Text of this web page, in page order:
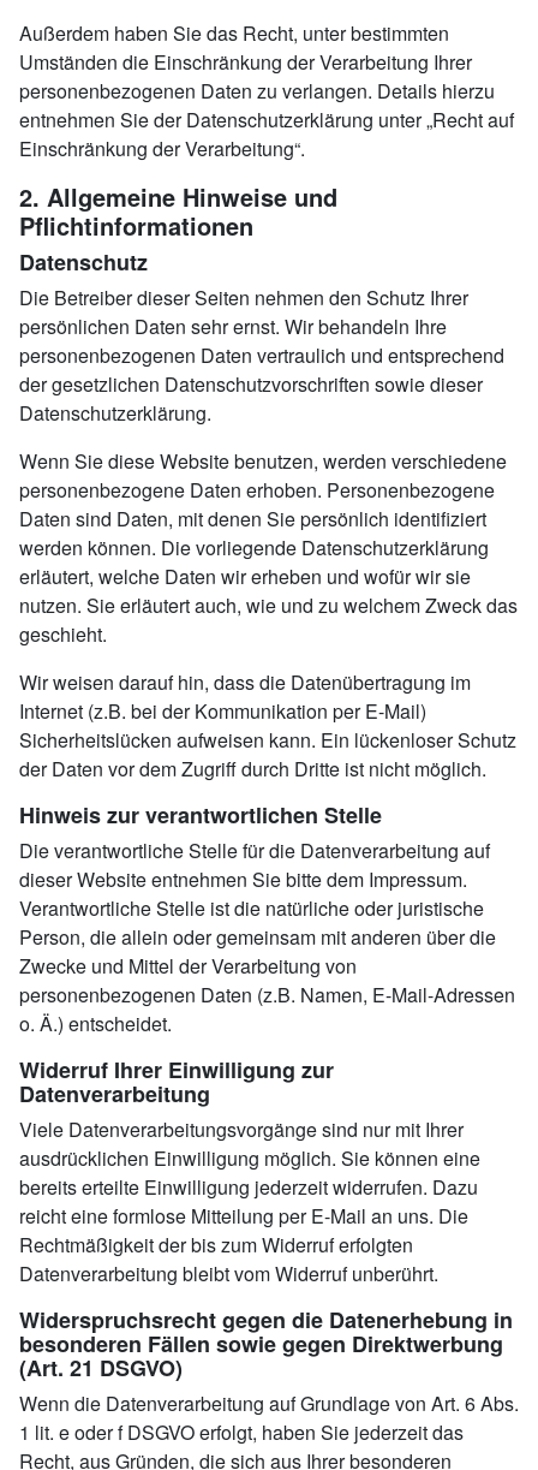
Außerdem haben Sie das Recht, unter bestimmten
Umständen die Einschränkung der Verarbeitung Ihrer
personenbezogenen Daten zu verlangen. Details hierzu
entnehmen Sie der Datenschutzerklärung unter „Recht auf
Einschränkung der Verarbeitung“.
2. Allgemeine Hinweise und
Pflichtinformationen
Datenschutz
Die Betreiber dieser Seiten nehmen den Schutz Ihrer
persönlichen Daten sehr ernst. Wir behandeln Ihre
personenbezogenen Daten vertraulich und entsprechend
der gesetzlichen Datenschutzvorschriften sowie dieser
Datenschutzerklärung.
Wenn Sie diese Website benutzen, werden verschiedene
personenbezogene Daten erhoben. Personenbezogene
Daten sind Daten, mit denen Sie persönlich identifiziert
werden können. Die vorliegende Datenschutzerklärung
erläutert, welche Daten wir erheben und wofür wir sie
nutzen. Sie erläutert auch, wie und zu welchem Zweck das
geschieht.
Wir weisen darauf hin, dass die Datenübertragung im
Internet (z.B. bei der Kommunikation per E-Mail)
Sicherheitslücken aufweisen kann. Ein lückenloser Schutz
der Daten vor dem Zugriff durch Dritte ist nicht möglich.
Hinweis zur verantwortlichen Stelle
Die verantwortliche Stelle für die Datenverarbeitung auf
dieser Website entnehmen Sie bitte dem Impressum.
Verantwortliche Stelle ist die natürliche oder juristische
Person, die allein oder gemeinsam mit anderen über die
Zwecke und Mittel der Verarbeitung von
personenbezogenen Daten (z.B. Namen, E-Mail-Adressen
o. Ä.) entscheidet.
Widerruf Ihrer Einwilligung zur
Datenverarbeitung
Viele Datenverarbeitungsvorgänge sind nur mit Ihrer
ausdrücklichen Einwilligung möglich. Sie können eine
bereits erteilte Einwilligung jederzeit widerrufen. Dazu
reicht eine formlose Mitteilung per E-Mail an uns. Die
Rechtmäßigkeit der bis zum Widerruf erfolgten
Datenverarbeitung bleibt vom Widerruf unberührt.
Widerspruchsrecht gegen die Datenerhebung in
besonderen Fällen sowie gegen Direktwerbung
(Art. 21 DSGVO)
Wenn die Datenverarbeitung auf Grundlage von Art. 6 Abs.
1 lit. e oder f DSGVO erfolgt, haben Sie jederzeit das
Recht, aus Gründen, die sich aus Ihrer besonderen